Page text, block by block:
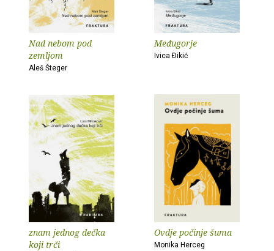
Nad nebom pod
zemljom
Aleš Šteger
Međugorje
Ivica Ðikić
znam jednog dečka
koji trči
Ovdje počinje šuma
Monika Herceg